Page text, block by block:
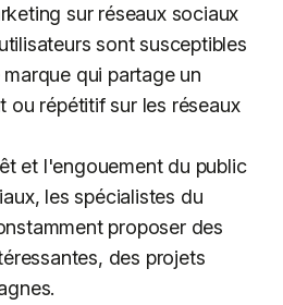
sur réseaux sociaux
sont susceptibles
qui partage un
ou répétitif sur les réseaux
et l'engouement du public
les spécialistes du
proposer des
des projets